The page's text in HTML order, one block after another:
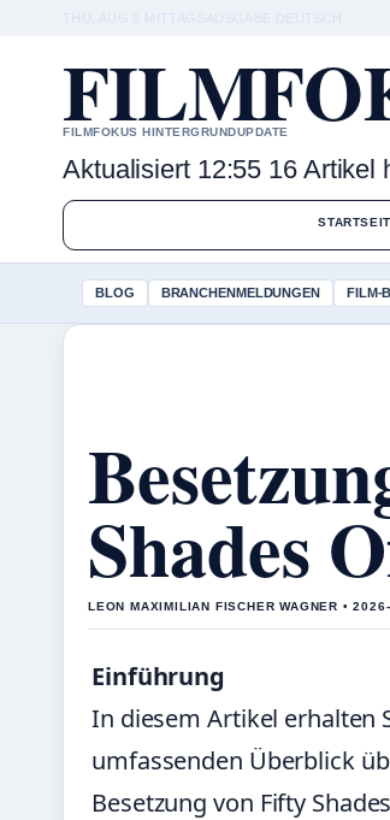
THU, AUG 6 MITTAGSAUSGABE DEUTSCH
FILMFOKUS HINTERGRUNDUPDATE
Aktualisiert 12:55 16 Artikel
BLOG BRANCHENMELDUNGEN FILM-
Shades
LEON MAXIMILIAN FISCHER WAGNER •
Einführung
In diesem Artikel erhalten
umfassenden Überblick
Besetzung von Fifty